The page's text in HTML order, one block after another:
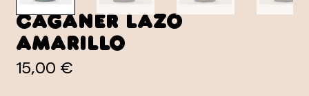
Caganer Lazo
Amarillo
15,00 €